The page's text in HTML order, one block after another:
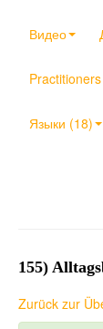
Видео
Practitioners
Языки (18)
155)
Zurück zur